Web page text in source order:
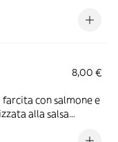
8,00 €
con salmone e
alla salsa